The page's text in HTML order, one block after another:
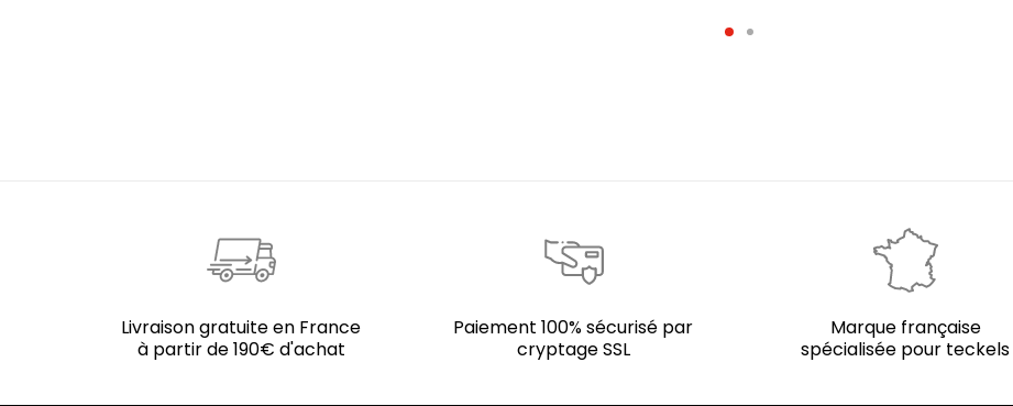
Livraison gratuite en France
à partir de 190€ d'achat
Paiement 100% sécurisé par
cryptage SSL
Marque française
spécialisée pour teckels